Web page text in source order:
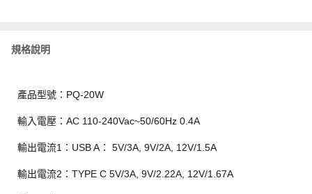
規格說明
產品型號：PQ-20W
輸入電壓：AC 110-240Vac~50/60Hz 0.4A
輸出電流1：USB A： 5V/3A, 9V/2A, 12V/1.5A
輸出電流2：TYPE C 5V/3A, 9V/2.22A, 12V/1.67A